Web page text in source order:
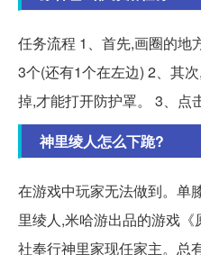
任务流程 1、首先,画圈的地
3个(还有1个在左边) 2、其
掉,才能打开防护罩。 3、点
神里绫人怎么下跪?
在游戏中玩家无法做到。单
里绫人,米哈游出品的游戏
社奉行神里家现任家主。总